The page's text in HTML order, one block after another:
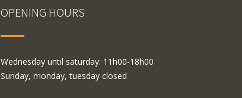
OPENING HOURS
Wednesday until saturday: 11h00-18h00
Sunday, monday, tuesday closed